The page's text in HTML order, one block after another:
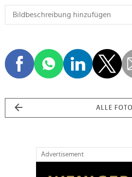
ALLE
Advertisement